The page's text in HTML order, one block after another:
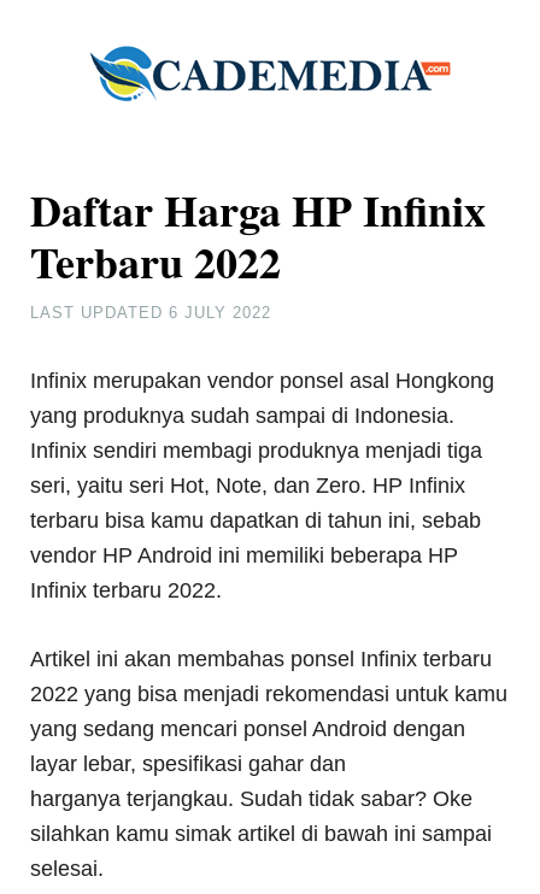
Daftar Harga HP Infinix
Terbaru 2022
LAST UPDATED6 JULY 2022
Infinix merupakan vendor ponsel asal Hongkong
yang produknya sudah sampai di Indonesia.
Infinix sendiri membagi produknya menjadi tiga
seri, yaitu seri Hot, Note, dan Zero. HP Infinix
terbaru bisa kamu dapatkan di tahun ini, sebab
vendor HP Android ini memiliki beberapa HP
Infinix terbaru 2022.
Artikel ini akan membahas ponsel Infinix terbaru
2022 yang bisa menjadi rekomendasi untuk kamu
yang sedang mencari ponsel Android dengan
layar lebar, spesifikasi gahar dan
harganya terjangkau. Sudah tidak sabar? Oke
silahkan kamu simak artikel di bawah ini sampai
selesai.